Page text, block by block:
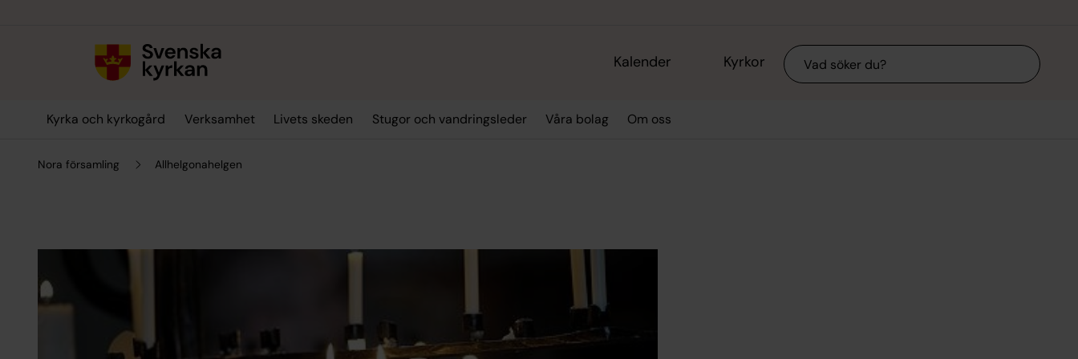
Kalender Kyrkor Sök
Kyrka och kyrkogård Verksamhet Livets skeden Stugor och vandringsleder Våra bolag Om oss
Nora församling Allhelgonahelgen